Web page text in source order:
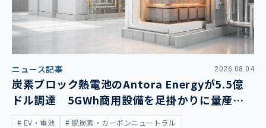
ニュース記事 2026.08.04
炭素ブロック熱電池のAntora Energyが5.5億
ドル調達 5GWh商用設備を足掛かりに量産拡
大EV・電池
脱炭素・カーボンニュートラル